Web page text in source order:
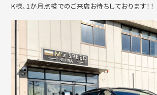
K様、1か月点検でのご来店お待ちしております！！